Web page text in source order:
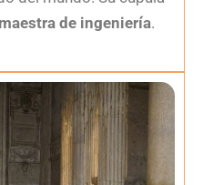
de ingeniería.